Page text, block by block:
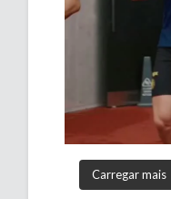
Carregar mais